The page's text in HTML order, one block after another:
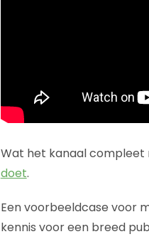
Wat het kanaal compleet
doet.
Een voorbeeldcase voor
kennis voor een breed